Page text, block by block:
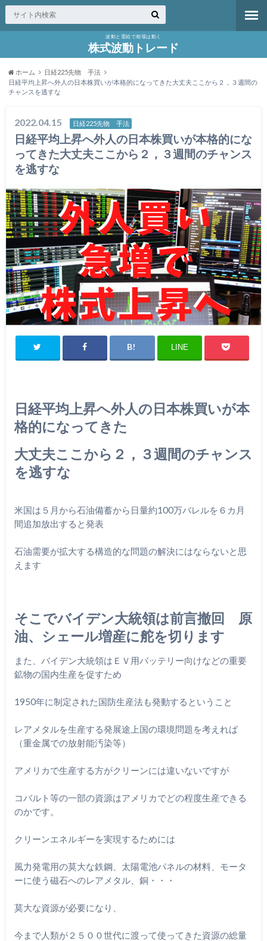
波動と需給で相場は動く
株式波動トレード
ホーム
日経225先物 手法
日経平均上昇へ外人の日本株買いが本格的になってきた大丈夫ここから２，３週間の
チャンスを逃すな
2022.04.15 日経225先物 手法
日経平均上昇へ外人の日本株買いが本格的にな
ってきた大丈夫ここから２，３週間のチャンス
を逃すな
LINE
日経平均上昇へ外人の日本株買いが本
格的になってきた
大丈夫ここから２，３週間のチャンス
を逃すな
米国は５月から石油備蓄から日量約100万バレルを６カ月
間追加放出すると発表
石油需要が拡大する構造的な問題の解決にはならないと思
えます
そこでバイデン大統領は前言撤回 原
油、シェール増産に舵を切ります
また、バイデン大統領はＥＶ用バッテリー向けなどの重要
鉱物の国内生産を促すため
1950年に制定された国防生産法も発動するということ
レアメタルを生産する発展途上国の環境問題を考えれば
（重金属での放射能汚染等）
アメリカで生産する方がクリーンには違いないですが
コバルト等の一部の資源はアメリカでどの程度生産できる
のかです。
クリーンエネルギーを実現するためには
風力発電用の莫大な鉄鋼、太陽電池パネルの材料、モータ
ーに使う 磁石へのレアメタル、銅・・・
莫大な資源が必要になり、
今まで人類が２５００世代に渡って使ってきた資源の総量